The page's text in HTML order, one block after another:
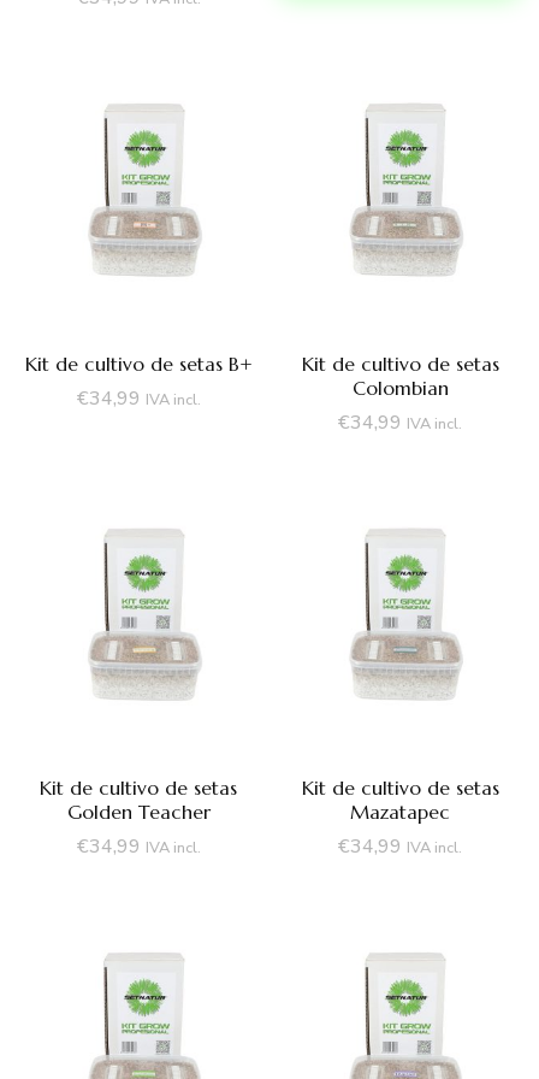
Kit de cultivo de setas B+
€34,99 IVA incl.
Kit de cultivo de setas
Colombian
€34,99 IVA incl.
Kit de cultivo de setas
Golden Teacher
€34,99 IVA incl.
Kit de cultivo de setas
Mazatapec
€34,99 IVA incl.